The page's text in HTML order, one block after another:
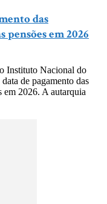
das
pensões em 2026
Instituto Nacional do
de pagamento das
em 2026. A autarquia